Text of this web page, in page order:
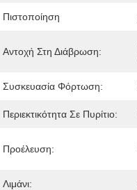
Πιστοποίηση
Αντοχή Στη Διάβρωση:
Συσκευασία Φόρτωση:
Περιεκτικότητα Σε Πυρίτιο:
Προέλευση:
Λιμάνι: